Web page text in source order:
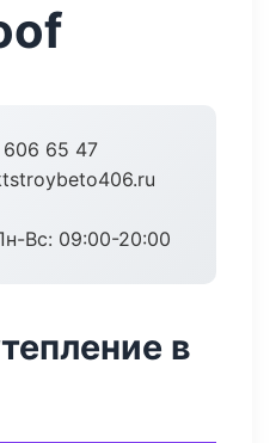
606 65 47
Вс: 09:00-20:00
в